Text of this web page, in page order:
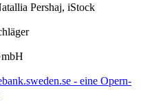
Pershaj, iStock
- eine Opern-